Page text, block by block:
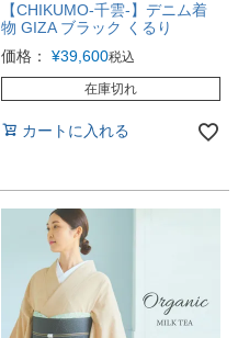
【CHIKUMO-千雲-】デニム着
物 GIZA ブラック くるり
価格：
¥39,600税込
在庫切れ
カートに入れる